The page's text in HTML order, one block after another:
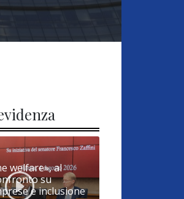
welfare», al
su
e inclusione